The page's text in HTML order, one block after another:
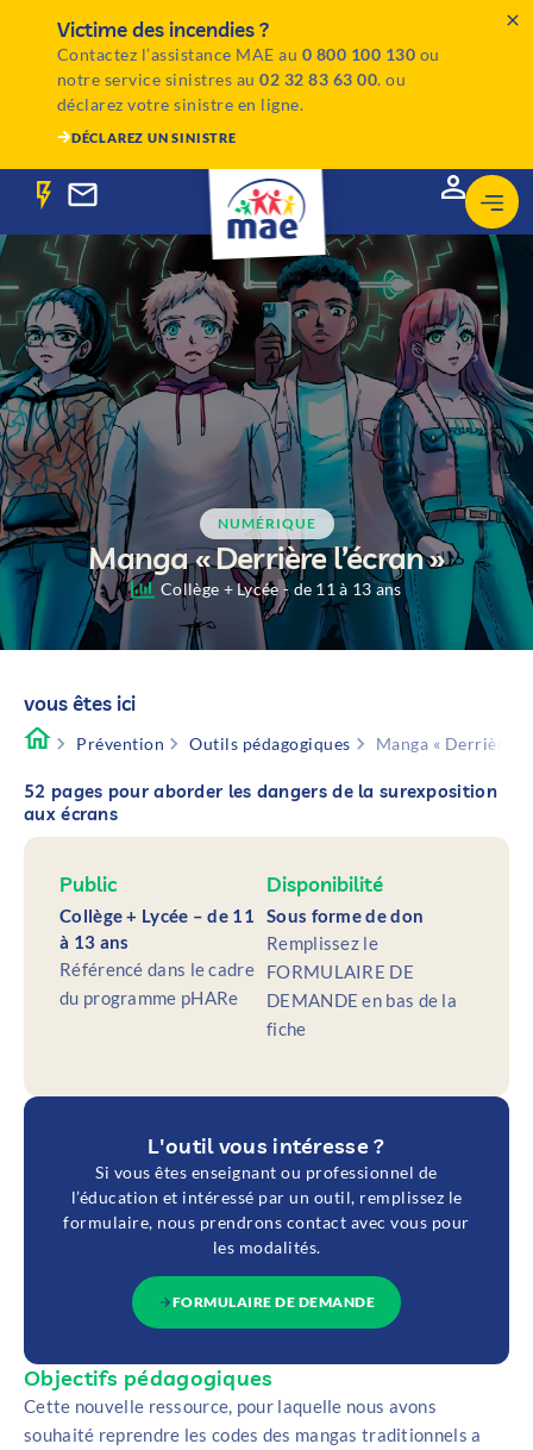
Victime des incendies ?
Contactez l’assistance MAE au 0 800 100 130 ou
notre service sinistres au02 32 83 63 00. ou
déclarez votre sinistre en ligne.
DÉCLAREZ UN SINISTRE
NUMÉRIQUE
Manga « Derrière l’écran »
Collège + Lycée - de 11 à 13 ans
vous êtes ici
Prévention Outils pédagogiques Manga « Derrière
52 pages pour aborder les dangers de la surexposition
aux écrans
Public
Collège + Lycée – de 11
à 13 ans
Référencé dans le cadre
du programme pHARe
Disponibilité
Sous forme de don
Remplissez le
FORMULAIRE DE
DEMANDE en bas de la
fiche
L'outil vous intéresse ?
Si vous êtes enseignant ou professionnel de
l’éducation et intéressé par un outil, remplissez le
formulaire, nous prendrons contact avec vous pour
les modalités.
FORMULAIRE DE DEMANDE
Objectifs pédagogiques
Cette nouvelle ressource, pour laquelle nous avons
souhaité reprendre les codes des mangas traditionnels a